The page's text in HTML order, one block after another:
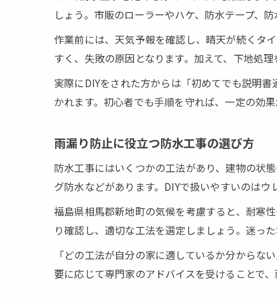
しょう。市販のローラーやハケ、防水テープ、
作業前には、天気予報を確認し、晴天が続くタ
すく、失敗の原因となります。加えて、下地処
実際にDIYをされた方からは「初めてでも説明
かれます。初心者でも手順を守れば、一定の効
雨漏り防止に役立つ防水工事の選び方
防水工事にはいくつかの工法があり、建物の状
グ防水などがあります。DIYで扱いやすいのは
福島県相馬郡新地町の気候を考慮すると、耐寒
り確認し、適切な工法を選定しましょう。迷っ
「どの工法が自分の家に適しているか分から
要に応じて専門家のアドバイスを受けることで